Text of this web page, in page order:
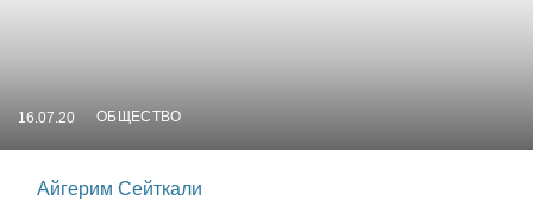
16.07.20 ОБЩЕСТВО
Айгерим Сейткали